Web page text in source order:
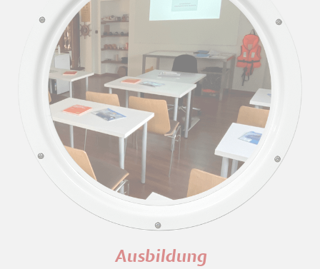
Ausbildung